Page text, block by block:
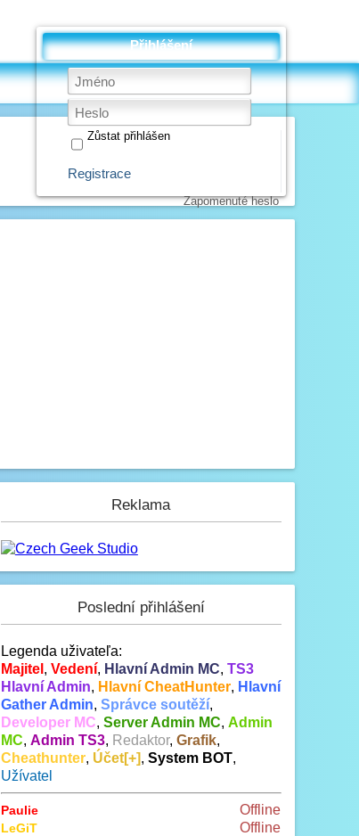
Přihlášení
Zůstat přihlášen
Registrace
Zapomenuté heslo
Reklama
Poslední přihlášení
Legenda uživateľa:
Majitel , Vedení, Hlavní Admin MC, TS3
Hlavní Admin, Hlavní CheatHunter, Hlavní
Gather Admin, Správce soutěží,
Developer MC, Server Admin MC, Admin
MC, Admin TS3, Redaktor, Grafik,
Cheathunter, Účet[+], System BOT,
Užívatel
Paulie Offline
LeGiT
Offline